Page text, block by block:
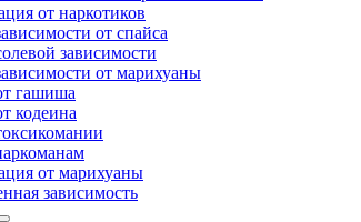
от наркотиков
от спайса
зависимости
от марихуаны
гашиша
кодеина
от марихуаны
зависимость